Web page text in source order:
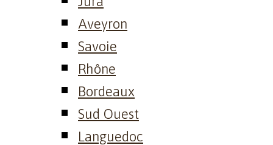
Aveyron
Savoie
Rhône
Bordeaux
Sud Ouest
Languedoc